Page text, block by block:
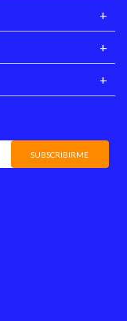
SUBSCRIBIRME